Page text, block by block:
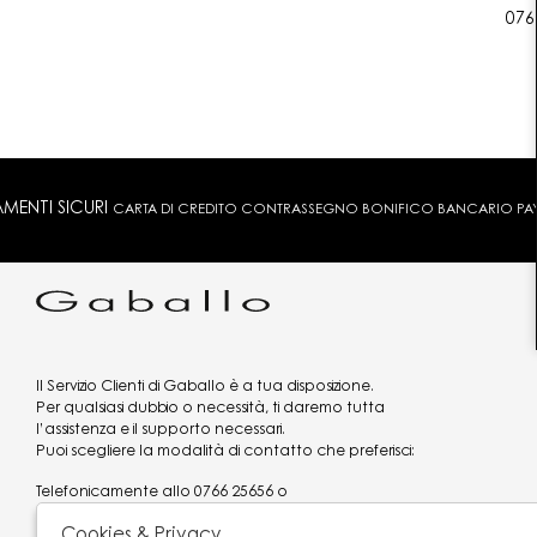
SICURI CARTA DI CREDITO CONTRASSEGNO BONIFICO BANCARIO
Il Servizio Clienti di Gaballo è a tua disposizione.
Per qualsiasi dubbio o necessità, ti daremo tutta
l’assistenza e il supporto necessari.
Puoi scegliere la modalità di contatto che preferisci:
Telefonicamente allo 0766 25656 o